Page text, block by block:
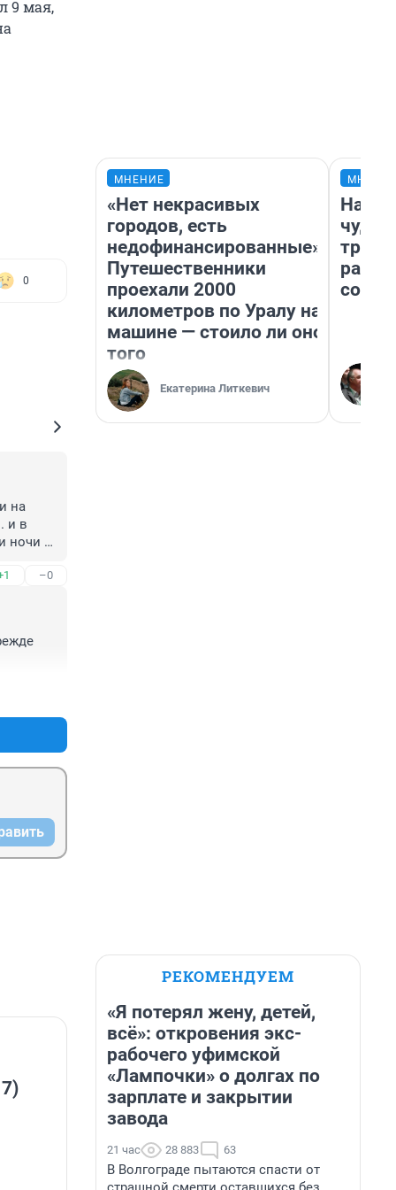
9 мая,
0
на
и в
ночи а
–0
МНЕНИЕ
«Нет некрасивых
городов, есть
недофинансированные».
Путешественники
проехали 2000
километров по Уралу на
машине — стоило ли оно
того
Екатерина Литкевич
РЕКОМЕНДУЕМ
«Я потерял жену, детей,
всё»: откровения экс-
рабочего уфимской
«Лампочки» о долгах по
зарплате и закрытии
завода
21 час 28 883 63
В Волгограде пытаются спасти от